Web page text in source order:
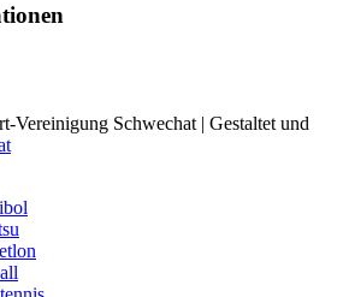
Vereinigung Schwechat | Gestaltet und